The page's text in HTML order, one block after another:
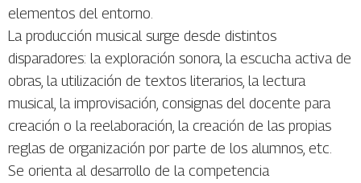
elementos del entorno.
La producción musical surge desde distintos
disparadores: la exploración sonora, la escucha activa de
obras, la utilización de textos literarios, la lectura
musical, la improvisación, consignas del docente para
creación o la reelaboración, la creación de las propias
reglas de organización por parte de los alumnos, etc.
Se orienta al desarrollo de la competencia